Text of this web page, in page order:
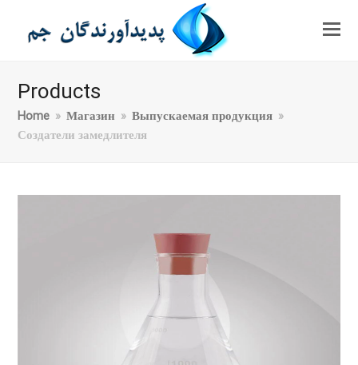
Products
Home » Магазин » Выпускаемая продукция »
Создатели замедлителя